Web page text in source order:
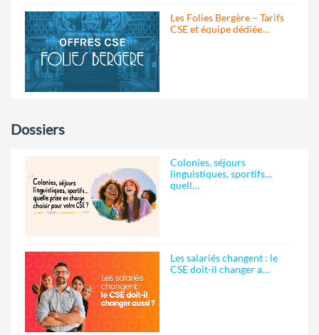
Les Folies Bergère – Tarifs
CSE et équipe dédiée…
Dossiers
Colonies, séjours
linguistiques, sportifs…
quell…
Les salariés changent : le
CSE doit-il changer a…